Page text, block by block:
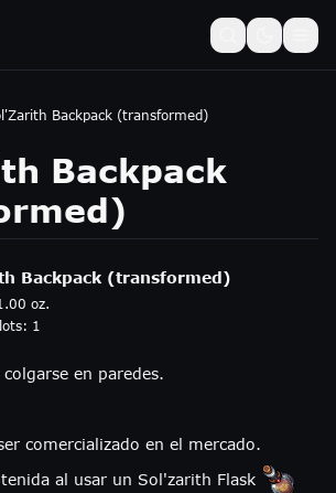
Backpack (transformed)
Backpack
Backpack (transformed)
oz.
1
colgarse en paredes.
comercializado en el mercado.
al usar un Sol'zarith Flask